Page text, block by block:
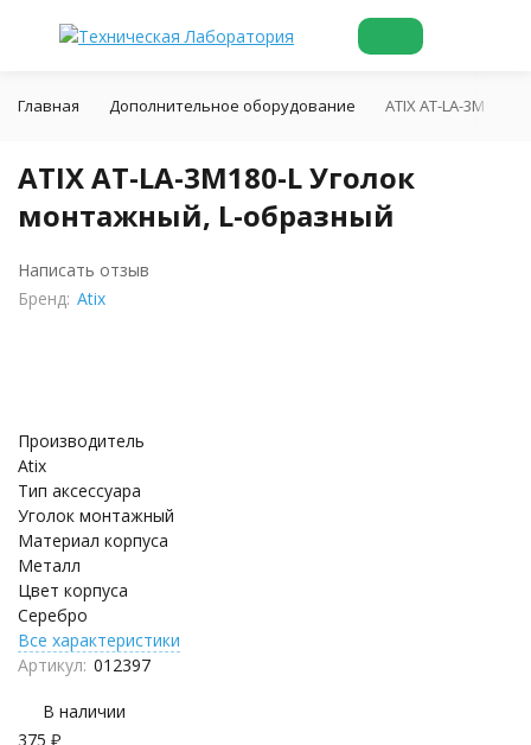
Главная Дополнительное оборудование ATIX AT-LA-
ATIX AT-LA-3M180-L Уголок
монтажный, L-oбразный
Написать отзыв
Бренд: Atix
Производитель
Atix
Тип аксессуара
Уголок монтажный
Материал корпуса
Металл
Цвет корпуса
Серебро
Все характеристики
Артикул: 012397
В наличии
375 ₽